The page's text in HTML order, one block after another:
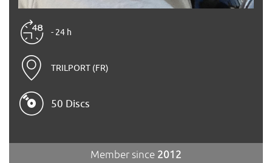
- 24 h
TRILPORT (FR)
50 Discs
Member since 2012